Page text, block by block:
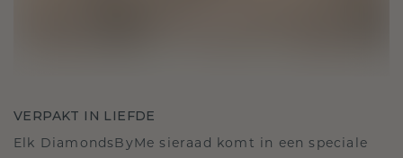
VERPAKT IN LIEFDE
Elk DiamondsByMe sieraad komt in een speciale